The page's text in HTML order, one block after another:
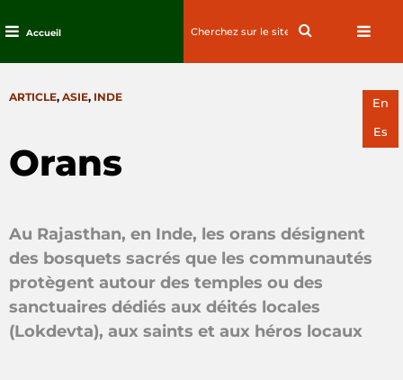
contenu
Accueil
Search
En
Es
CATEGORIES
ARTICLE, ASIE, INDE
Orans
Au Rajasthan, en Inde, les orans désignent
des bosquets sacrés que les communautés
protègent autour des temples ou des
sanctuaires dédiés aux déités locales
(Lokdevta), aux saints et aux héros locaux